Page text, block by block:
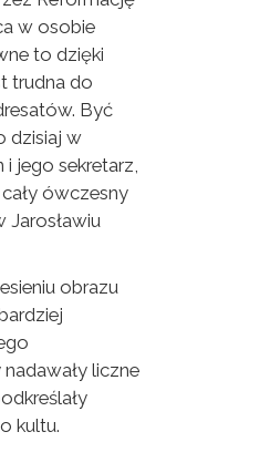
w osobie
to dzięki
trudna do
Być
dzisiaj w
i jego sekretarz,
ówczesny
Jarosławiu
obrazu
liczne
kultu.